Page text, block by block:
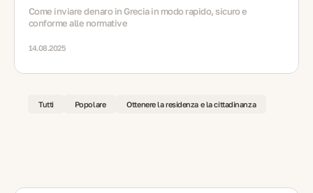
Come inviare denaro in Grecia in modo rapido, sicuro e
conforme alle normative
14.08.2025
Tutti Popolare Ottenere la residenza e la cittadinanza